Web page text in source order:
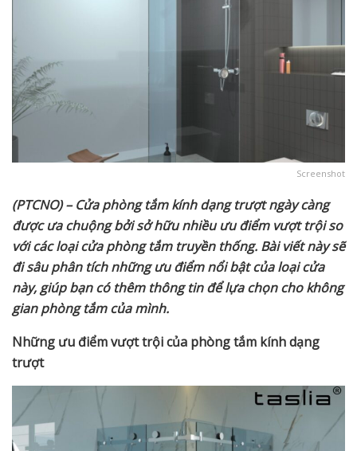
Screenshot
(PTCNO) – Cửa phòng tắm kính dạng trượt ngày càng
được ưa chuộng bởi sở hữu nhiều ưu điểm vượt trội so
với các loại cửa phòng tắm truyền thống. Bài viết này sẽ
đi sâu phân tích những ưu điểm nổi bật của loại cửa
này, giúp bạn có thêm thông tin để lựa chọn cho không
gian phòng tắm của mình.
Những ưu điểm vượt trội của phòng tắm kính dạng
trượt